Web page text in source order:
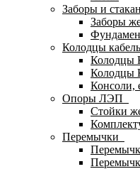
Заборы и
Заборы
Колодцы
Колодцы
Консоли,
Опоры ЛЭП
Стойки
Перемычки